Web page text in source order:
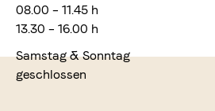
08.00 – 11.45 h
13.30 – 16.00 h
Samstag & Sonntag
geschlossen